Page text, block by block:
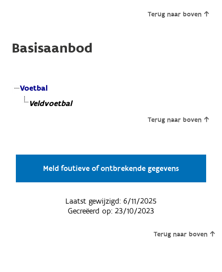
Terug naar boven
Basisaanbod
Voetbal
Veldvoetbal
Terug naar boven
Meld foutieve of ontbrekende gegevens
Laatst gewijzigd: 6/11/2025
Gecreëerd op: 23/10/2023
Terug naar boven